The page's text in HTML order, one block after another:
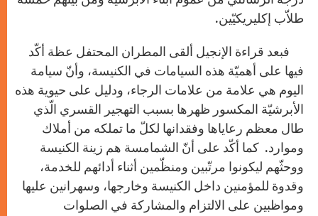
طلاّب إكليريكيّين.
فبعد قراءة الإنجيل ألقى المطران المحتفل عظة أكّد
فيها على أهميّة هذه السيامات في الكنيسة، وأنّ سيامة
اليوم هي علامة من علامات الرجاء، ودليل على حيوية هذه
الأبرشيّة المكسور ظهرها بسبب التهجير القسري الّذي
طال معظم رعاياها وفقدانها لكلّ ما تملكه من أملاك
وموارد. كما أكّد على أنّ الشمامسة هم زينة الكنيسة
ووحثّهم ليكونوا مرتّبين ومنظّمين أثناء أدائهم للخدمة،
وقدوة للمؤمنين داخل الكنيسة وخارجها، وسهرانين عليها
ومواظبين على الالتزام والمشاركة في الصلوات